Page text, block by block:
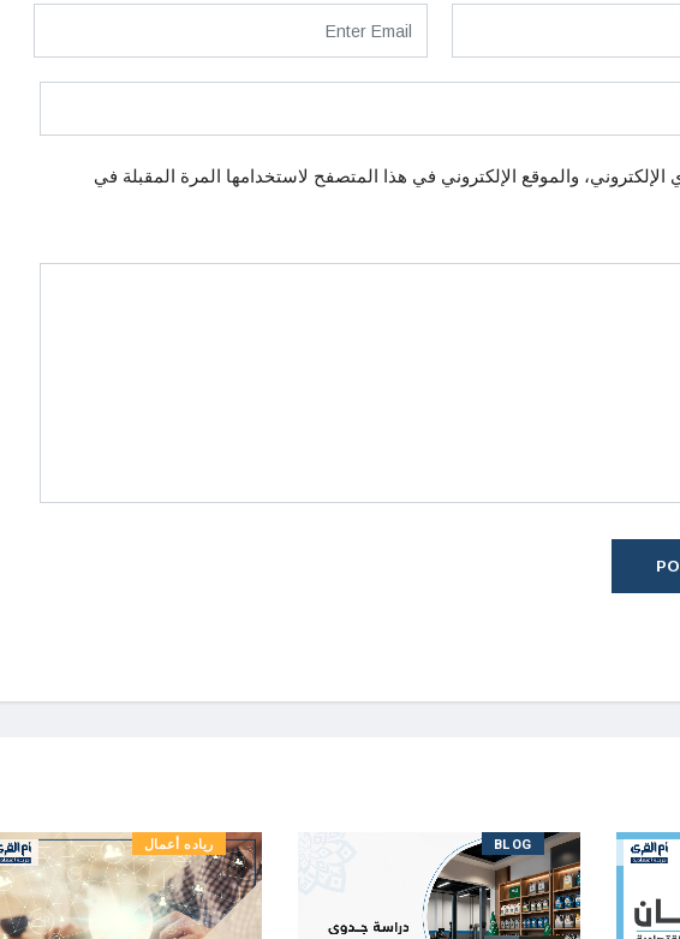
والموقع الإلكتروني في هذا المتصفح لاستخدامها المرة المقبلة في
BLOG رياده أعمال